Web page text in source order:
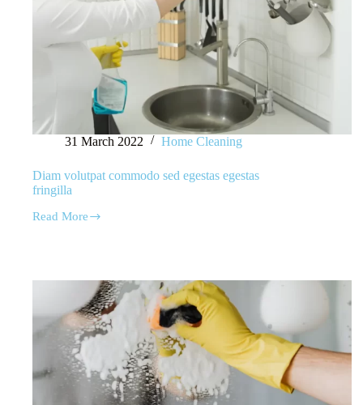
31 March 2022 Home Cleaning
Diam volutpat commodo sed egestas egestas
fringilla
Read More